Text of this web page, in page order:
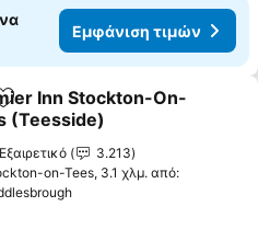
Εμφάνιση τιμών
Προσθήκη στα αγαπημένα
Inn Stockton-On-
(Teesside)
τιμών
Εξαιρετικό
3.213
on-Tees, 3.1 χλμ. από: